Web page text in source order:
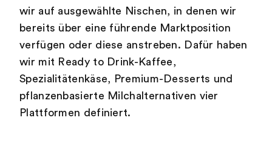
wir auf ausgewählte Nischen, in denen wir
bereits über eine führende Marktposition
verfügen oder diese anstreben. Dafür haben
wir mit Ready to Drink-Kaffee,
Spezialitätenkäse, Premium-Desserts und
pflanzenbasierte Milchalternativen vier
Plattformen definiert.